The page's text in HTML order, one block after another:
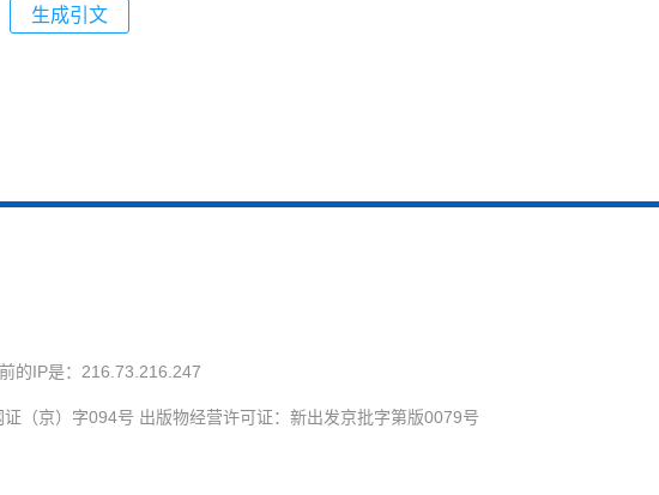
生成引文
的IP是： 216.73.216.247
证（京）字094号 出版物经营许可证：新出发京批字第版0079号